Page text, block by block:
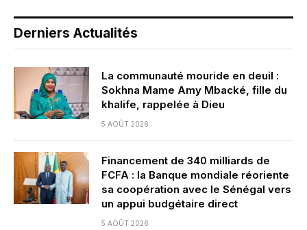
Derniers Actualités
La communauté mouride en deuil :
Sokhna Mame Amy Mbacké, fille du
khalife, rappelée à Dieu
5 AOÛT 2026
Financement de 340 milliards de
FCFA : la Banque mondiale réoriente
sa coopération avec le Sénégal vers
un appui budgétaire direct
5 AOÛT 2026